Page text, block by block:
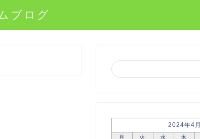
ブログ
2024年4月
月
火 水 木